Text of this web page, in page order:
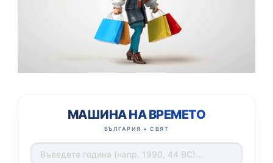
МАШИНА НА ВРЕМЕТО
БЪЛГАРИЯ + СВЯТ